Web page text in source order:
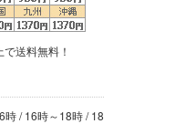
送料無料！
/ 16時～18時 / 18